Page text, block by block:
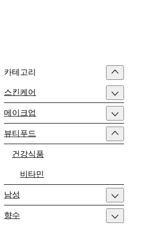
카테고리
스킨케어
메이크업
뷰티푸드
건강식품
비타민
남성
향수